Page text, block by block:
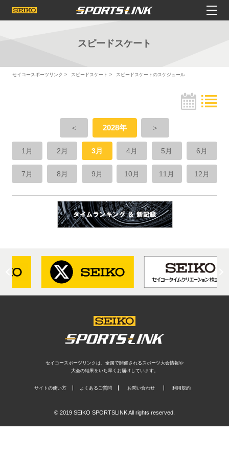
スピードスケート
セイコースポーツリンク スピードスケート スピードスケートのスケジュール
＜ 2028年 ＞
1月 2月 3月 4月 5月 6月
7月 8月 9月 10月 11月 12月
セイコースポーツリンクは、全国で開催されるスポーツ大会情報や
大会の結果をいち早くお届けしています。
サイトの使い方 よくあるご質問 お問い合わせ 利用規約
© 2019 SEIKO SPORTSLINK All rights reserved.